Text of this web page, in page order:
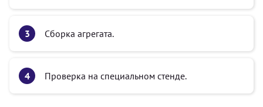
Сборка агрегата.
Проверка на специальном стенде.